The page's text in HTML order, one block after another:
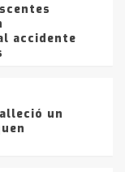
accidente
un